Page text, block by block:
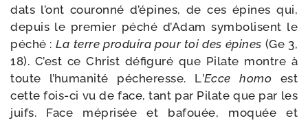
dats l’ont cou­ron­né d’épines, de ces épines qui,
depuis le pre­mier péché d’Adam sym­bo­lisent le
péché : La terre pro­dui­ra pour toi des épines (Ge 3,
18). C’est ce Christ défi­gu­ré que Pilate montre à
toute l’humanité péche­resse. L’Ecce homo est
cette fois-​ci vu de face, tant par Pilate que par les
juifs. Face mépri­sée et bafouée, moquée et